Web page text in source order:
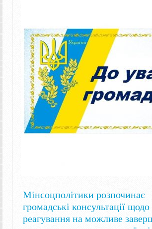
Мінсоцполітики розпочинає
громадські консультації
реагування на можливе